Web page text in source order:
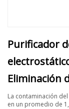
Purificador
Eliminación
La contaminación
en un promedio de